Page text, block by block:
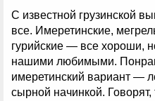
С известной грузинской
все. Имеретинские,
гурийские — все хороши,
нашими любимыми.
имеретинский вариант —
сырной начинкой. Говорят,